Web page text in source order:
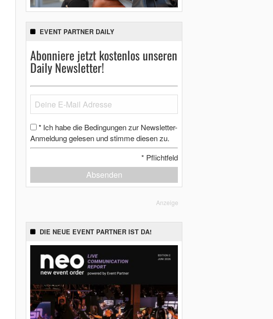
EVENT PARTNER DAILY
Abonniere jetzt kostenlos unseren
Daily Newsletter!
* Ich habe die Bedingungen zur Newsletter-
Anmeldung gelesen und stimme diesen zu.
* Pflichtfeld
Absenden
Anzeige
DIE NEUE EVENT PARTNER IST DA!